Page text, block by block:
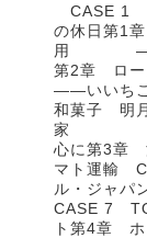
CASE 1
の休日第1
用 ——ケ
第2章 ロー
——いいち
和菓子 明
家 ——明
心に第3章
マト運輸
ル・ジ
CASE 7
ト第4章